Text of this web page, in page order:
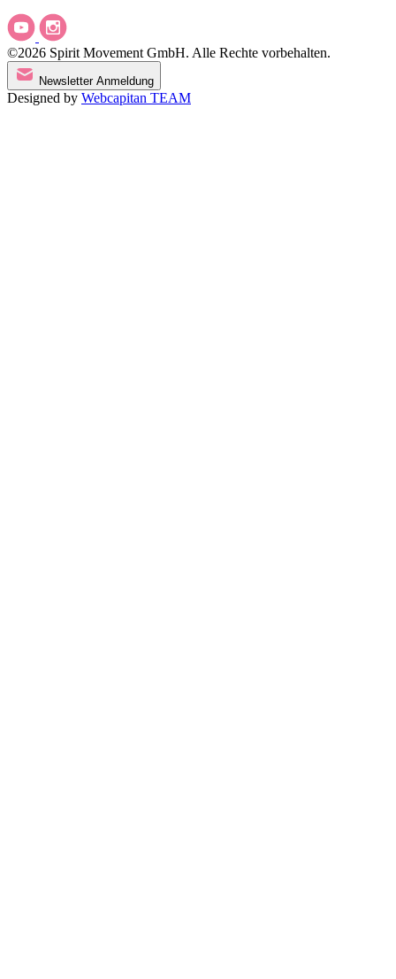
©2026 Spirit Movement GmbH. Alle Rechte vorbehalten.
Newsletter Anmeldung
Designed by Webcapitan TEAM